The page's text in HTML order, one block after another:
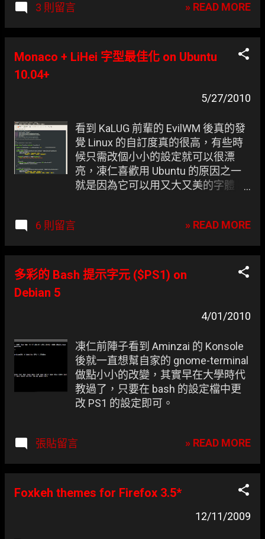
件以外，還會更改字型樣式及大小，
許多。
3 則留言 » READ MORE
Monaco + LiHei 字型最佳化 on Ubuntu
10.04+
5/27/2010
看到 KaLUG 前輩的 EvilWM 後真的發
覺 Linux 的自訂度真的很高，有些時
候只需改個小小的設定就可以很漂
亮，凍仁喜歡用 Ubuntu 的原因之一
就是因為它可以用又大又美的字體，
6 則留言
» READ MORE
多彩的 Bash 提示字元 ($PS1) on
Debian 5
4/01/2010
凍仁前陣子看到 Aminzai 的 Konsole
後就一直想幫自家的 gnome-terminal
做點小小的改變，其實早在大學時代
教過了，只要在 bash 的設定檔中更
改 PS1 的設定即可。
張貼留言 » READ MORE
Foxkeh themes for Firefox 3.5*
12/11/2009